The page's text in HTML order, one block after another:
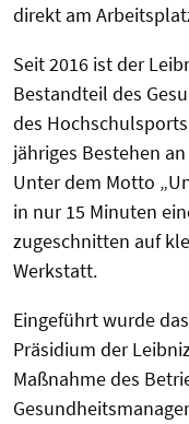
direkt am
Seit 2016 ist der
Bestandteil des
des
jähriges Bestehen
Unter dem Motto
in nur 15 Minuten
zugeschnitten auf
Werkstatt.
Eingeführt wurde
Präsidium der
Maßnahme des